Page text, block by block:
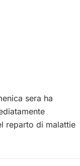
sera ha
reparto di malattie